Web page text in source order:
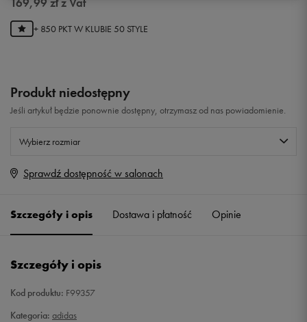
+ 850 PKT W KLUBIE 50 STYLE
Produkt niedostępny
Jeśli artykuł będzie ponownie dostępny, otrzymasz od nas powiadomienie.
Wybierz rozmiar
Rozmiary EU
36 2/3
38 2/3 24 cm
Sprawdź dostępność w salonach
Szczegóły i opis Dostawa i płatność Opinie
Szczegóły i opis
Kod produktu: F99357
Kategoria: adidas